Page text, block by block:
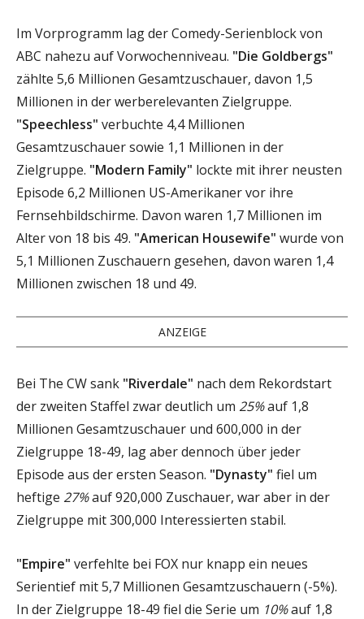
Im Vorprogramm lag der Comedy-Serienblock von
ABC nahezu auf Vorwochenniveau. "Die Goldbergs"
zählte 5,6 Millionen Gesamtzuschauer, davon 1,5
Millionen in der werberelevanten Zielgruppe.
"Speechless" verbuchte 4,4 Millionen
Gesamtzuschauer sowie 1,1 Millionen in der
Zielgruppe. "Modern Family" lockte mit ihrer neusten
Episode 6,2 Millionen US-Amerikaner vor ihre
Fernsehbildschirme. Davon waren 1,7 Millionen im
Alter von 18 bis 49. "American Housewife" wurde von
5,1 Millionen Zuschauern gesehen, davon waren 1,4
Millionen zwischen 18 und 49.
ANZEIGE
Bei The CW sank "Riverdale" nach dem Rekordstart
der zweiten Staffel zwar deutlich um 25%auf 1,8
Millionen Gesamtzuschauer und 600,000 in der
Zielgruppe 18-49, lag aber dennoch über jeder
Episode aus der ersten Season. "Dynasty" fiel um
heftige 27%auf 920,000 Zuschauer, war aber in der
Zielgruppe mit 300,000 Interessierten stabil.
"Empire" verfehlte bei FOX nur knapp ein neues
Serientief mit 5,7 Millionen Gesamtzuschauern (-5%).
In der Zielgruppe 18-49 fiel die Serie um 10%auf 1,8